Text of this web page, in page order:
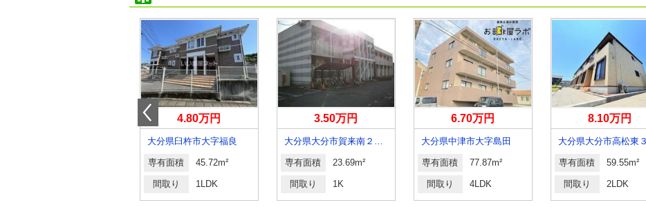
4.80万円
大分県臼杵市大字福良
専有面積 45.72m²
間取り 1LDK
3.50万円
大分県大分市賀来南２丁目
専有面積 23.69m²
間取り 1K
6.70万円
大分県中津市大字島田
専有面積 77.87m²
間取り 4LDK
8.10万円
専有面積 59.55m²
間取り 2LDK